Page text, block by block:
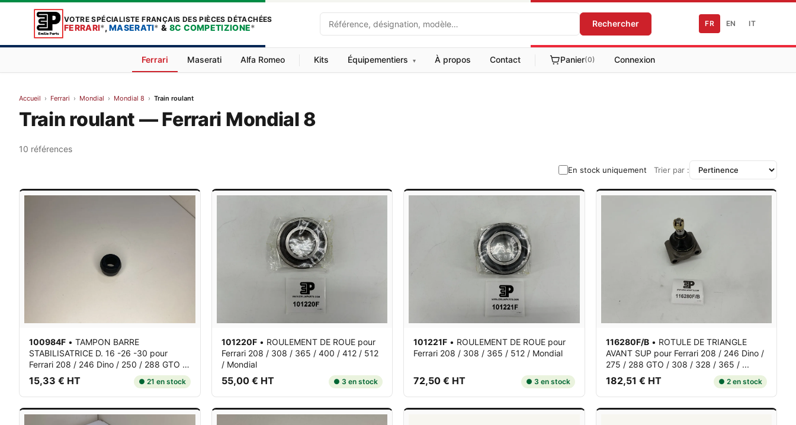
VOTRE SPÉCIALISTE FRANÇAIS DES PIÈCES DÉTACHÉES
FERRARI*,MASERATI* & 8C COMPETIZIONE*
Recherche Rechercher FR EN IT
Ferrari Maserati Alfa Romeo Kits Équipementiers ▾ À propos Contact Panier(0) Connexion
Accueil › Ferrari › Mondial › Mondial 8 › Train roulant
Train roulant — Ferrari Mondial 8
10 références
En stock uniquement Trier par :
100984F • TAMPON BARRE
STABILISATRICE D. 16 -26 -30 pour
Ferrari 208 / 246 Dino / 250 / 288 GTO /
308 / 328 / 330 / ...
15,33 € HT ● 21 en stock
101220F • ROULEMENT DE ROUE pour
Ferrari 208 / 308 / 365 / 400 / 412 / 512
/ Mondial
55,00 € HT ● 3 en stock
101221F • ROULEMENT DE ROUE pour
Ferrari 208 / 308 / 365 / 512 / Mondial
72,50 € HT ● 3 en stock
116280F/B • ROTULE DE TRIANGLE
AVANT SUP pour Ferrari 208 / 246 Dino /
275 / 288 GTO / 308 / 328 / 365 / ...
182,51 € HT ● 2 en stock